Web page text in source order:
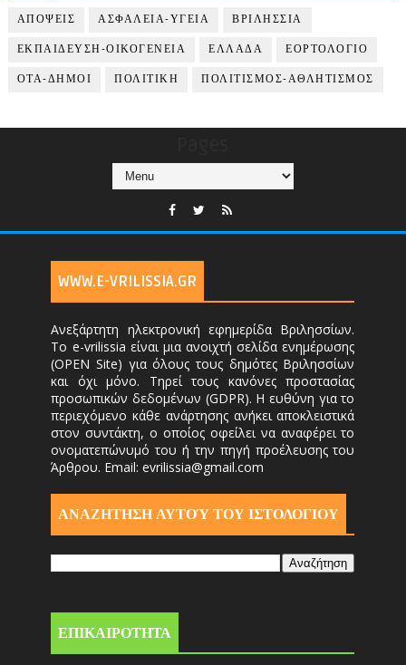
ΑΠΟΨΕΙΣ ΑΣΦΑΛΕΙΑ-ΥΓΕΙΑ ΒΡΙΛΗΣΣΙΑ
ΕΚΠΑΙΔΕΥΣΗ-ΟΙΚΟΓΕΝΕΙΑ ΕΛΛΑΔΑ ΕΟΡΤΟΛΟΓΙΟ
ΟΤΑ-ΔΗΜΟΙ ΠΟΛΙΤΙΚΗ ΠΟΛΙΤΙΣΜΟΣ-ΑΘΛΗΤΙΣΜΟΣ
WWW.E-VRILISSIA.GR
Ανεξάρτητη ηλεκτρονική εφημερίδα Βριλησσίων.
Το e-vrilissia είναι μια ανοιχτή σελίδα ενημέρωσης
(OPEN Site) για όλους τους δημότες Βριλησσίων
και όχι μόνο. Τηρεί τους κανόνες προστασίας
προσωπικών δεδομένων (GDPR). Η ευθύνη για το
περιεχόμενο κάθε ανάρτησης ανήκει αποκλειστικά
στον συντάκτη, ο οποίος οφείλει να αναφέρει το
ονοματεπώνυμό του ή την πηγή προέλευσης του
Άρθρου. Email: evrilissia@gmail.com
ΑΝΑΖΗΤΗΣΗ ΑΥΤΟΎ ΤΟΥ ΙΣΤΟΛΟΓΙΟΥ
ΕΠΙΚΑΙΡΟΤΗΤΑ